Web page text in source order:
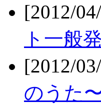
[2012/
ト一般
[2012/
のうた